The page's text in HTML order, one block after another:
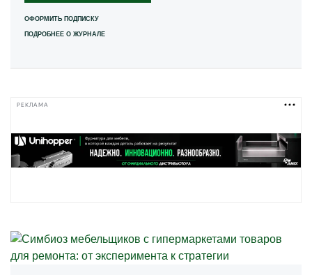
ОФОРМИТЬ ПОДПИСКУ
ПОДРОБНЕЕ О ЖУРНАЛЕ
РЕКЛАМА